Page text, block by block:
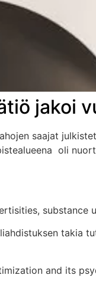
jakoi
saajat
oli
substance
takia
and its